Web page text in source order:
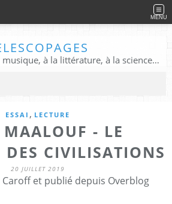
MENU
Un espace dédié à la musique, à la littérature, à la science, à la conscience, et au-delà
ESSAI , LECTURE
- LE
DES CIVILISATIONS
20 JUILLET 2019
Caroff et publié depuis Overblog